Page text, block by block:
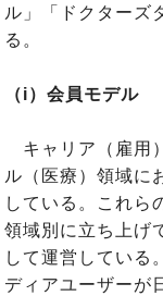
ル」「ドクターズ
る。
（i）会員モデル
キャリア（雇用
ル（医療）領域に
している。これら
領域別に立ち上げ
して運営している
ディアユーザーが